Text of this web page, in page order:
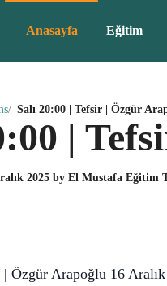
Anasayfa Eğitim
Salı 20:00 | Tefsir | Özgür
|
2025 by El Mustafa Eğitim
| Özgür Arapoğlu 16 Aralık